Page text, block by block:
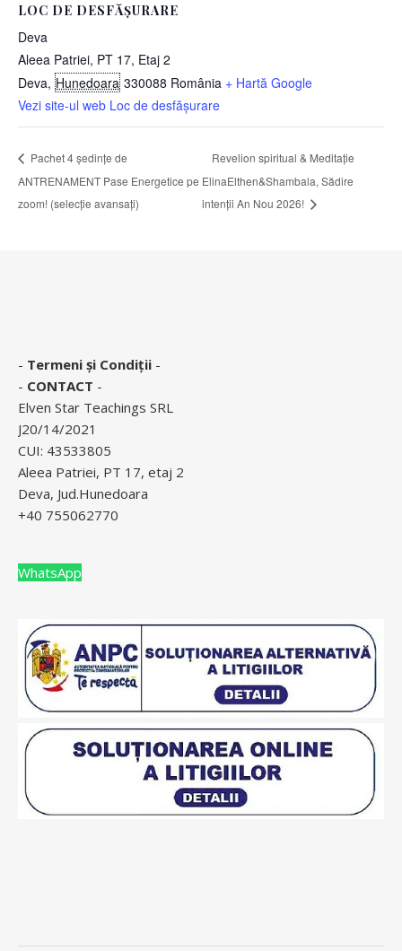
LOC DE DESFĂȘURARE
Deva
Aleea Patriei, PT 17, Etaj 2
Deva, Hunedoara 330088 România + Hartă Google
Vezi site-ul web Loc de desfășurare
Pachet 4 ședințe de
ANTRENAMENT Pase Energetice pe
zoom! (selecție avansați)
Revelion spiritual & Meditație
ElinaElthen&Shambala, Sădire
intenții An Nou 2026!
- Termeni și Condiții -
- CONTACT -
Elven Star Teachings SRL
J20/14/2021
CUI: 43533805
Aleea Patriei, PT 17, etaj 2
Deva, Jud.Hunedoara
+40 755062770
WhatsApp